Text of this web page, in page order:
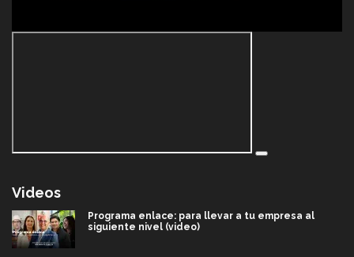
Videos
Programa enlace: para llevar a tu empresa al
siguiente nivel (video)